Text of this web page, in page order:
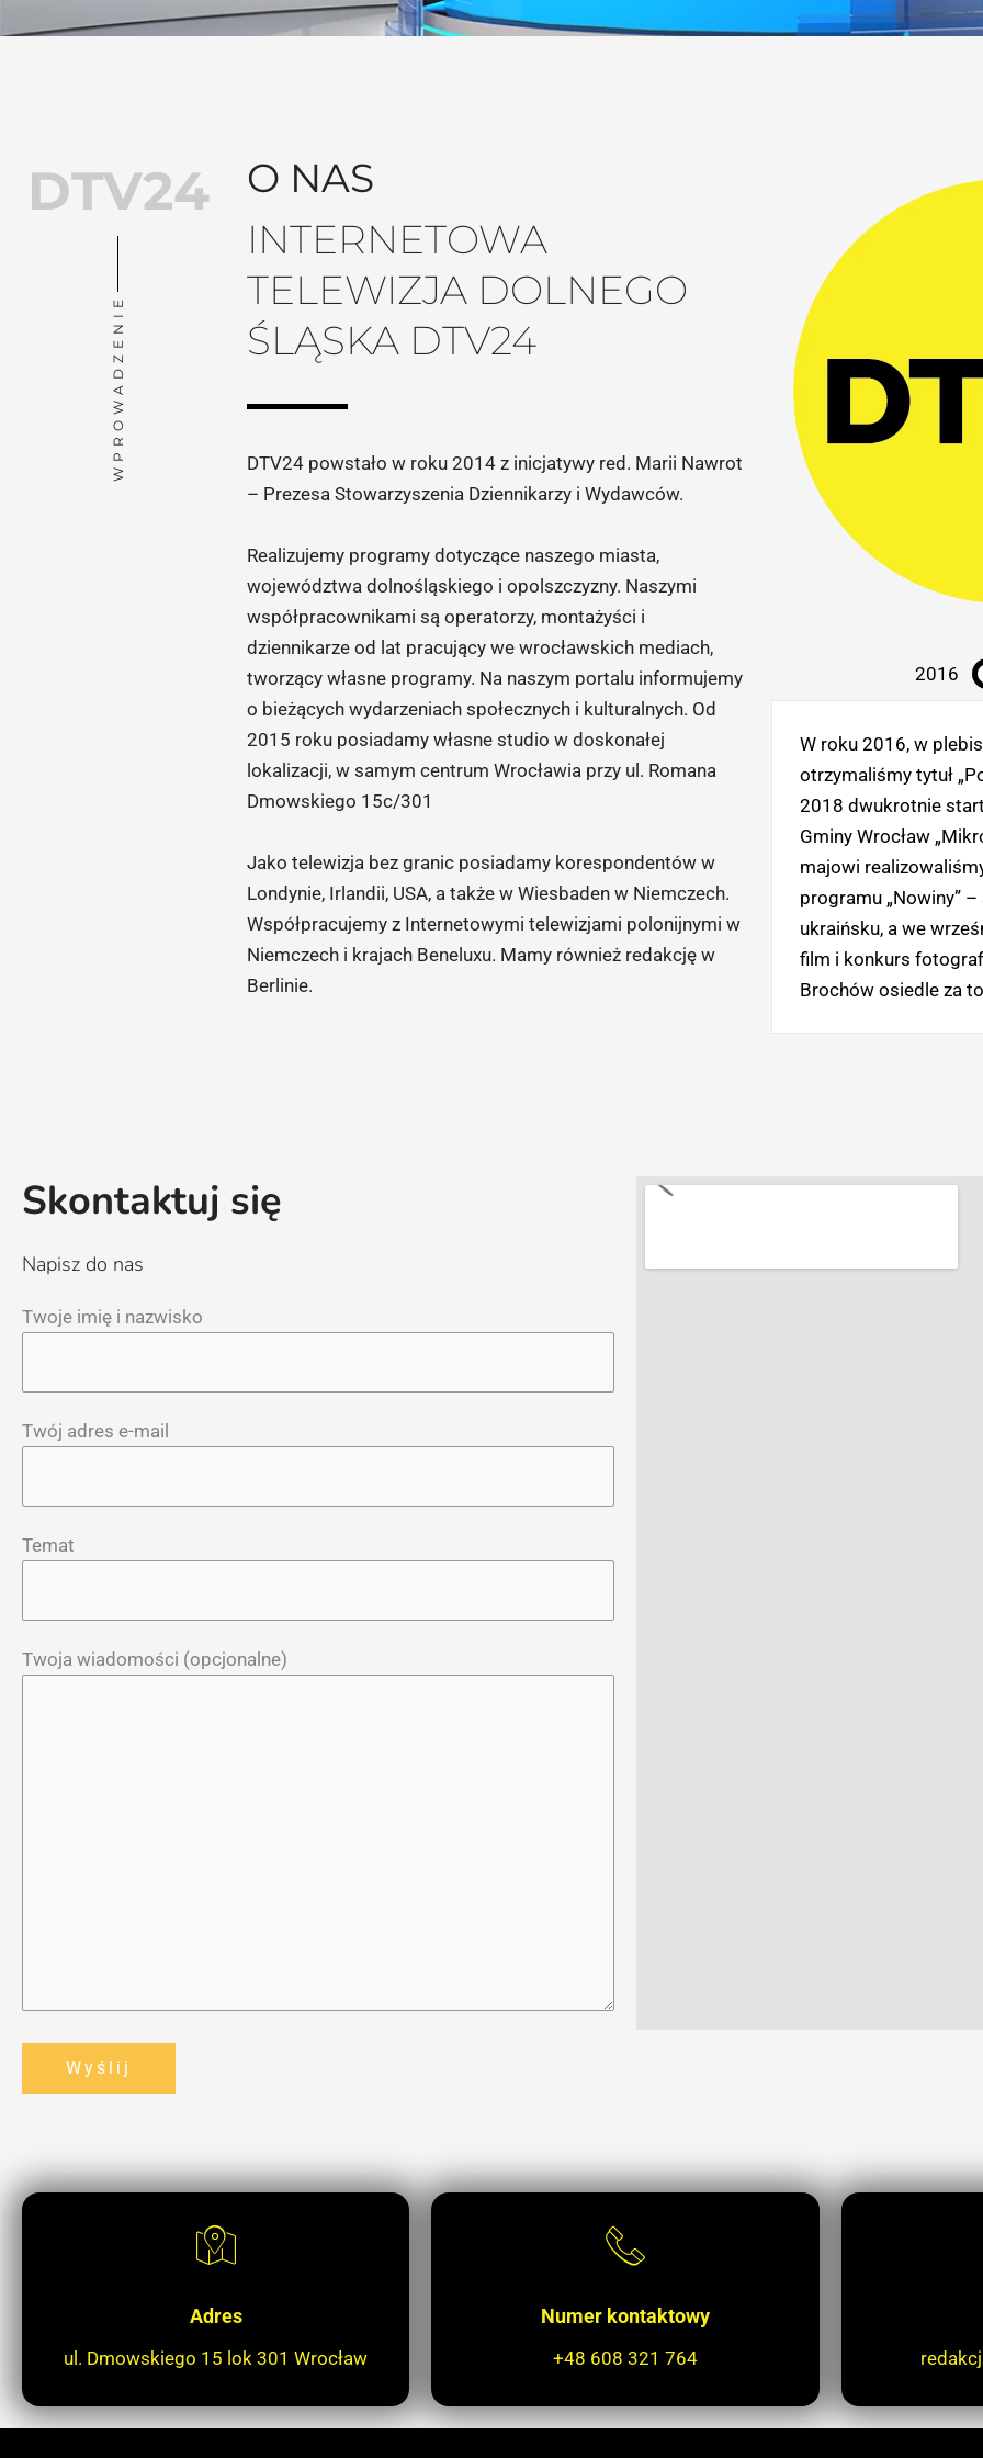
DTV24
WPROWADZENIE
O NAS
INTERNETOWA
TELEWIZJA DOLNEGO
ŚLĄSKA DTV24
DTV24 powstało w roku 2014 z inicjatywy red. Marii Nawrot
– Prezesa Stowarzyszenia Dziennikarzy i Wydawców.
Realizujemy programy dotyczące naszego miasta,
województwa dolnośląskiego i opolszczyzny. Naszymi
współpracownikami są operatorzy, montażyści i
dziennikarze od lat pracujący we wrocławskich mediach,
tworzący własne programy. Na naszym portalu informujemy
o bieżących wydarzeniach społecznych i kulturalnych. Od
2015 roku posiadamy własne studio w doskonałej
lokalizacji, w samym centrum Wrocławia przy ul. Romana
Dmowskiego 15c/301
Jako telewizja bez granic posiadamy korespondentów w
Londynie, Irlandii, USA, a także w Wiesbaden w Niemczech.
Współpracujemy z Internetowymi telewizjami polonijnymi w
Niemczech i krajach Beneluxu. Mamy również redakcję w
Berlinie.
2016
W roku 2016, w
otrzymaliśmy tytuł
2018 dwukrotnie
Gminy Wrocław
majowi
programu „Nowiny”
ukraińsku, a we
film i konkurs
Brochów osiedle za
Skontaktuj się
Napisz do nas
Twoje imię i nazwisko
Twój adres e-mail
Temat
Twoja wiadomości (opcjonalne)
Adres
ul. Dmowskiego 15 lok 301 Wrocław
Numer kontaktowy
+48 608 321 764